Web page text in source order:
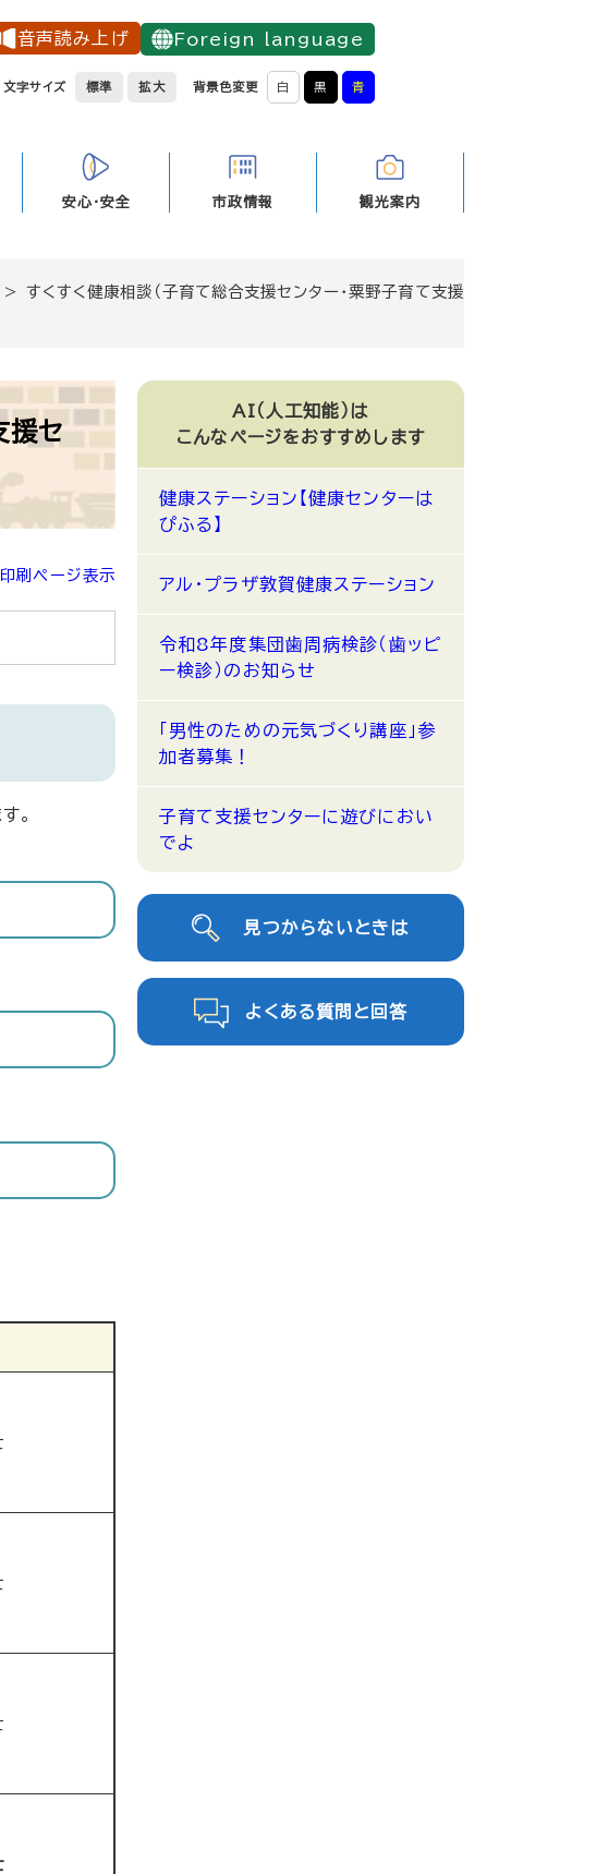
音声読み上げ Foreign language
文字サイズ 標準 拡大 背景色変更 白 黒 青
安心・安全 市政情報 観光案内
> すくすく健康相談（子育て総合支援センター・粟野子育て支援
援セ
印刷ページ表示
。
AI（人工知能）は
こんなページをおすすめします
健康ステーション【健康センターは
ぴふる】
アル・プラザ敦賀健康ステーション
令和8年度集団歯周病検診（歯ッピ
ー検診）のお知らせ
「男性のための元気づくり講座」参
加者募集！
子育て支援センターに遊びにおい
でよ
見つからないときは
よくある質問と回答